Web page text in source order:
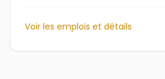
Voir les emplois et détails